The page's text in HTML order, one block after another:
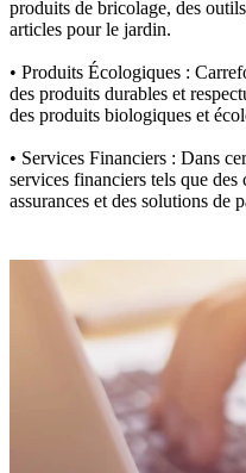
produits de bricolage, des
articles pour le jardin.
• Produits Écologiques :
des produits durables et
des produits biologiques et
• Services Financiers : Dans
services financiers tels que des
assurances et des solutions de